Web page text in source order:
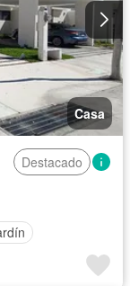
Casa
Destacado